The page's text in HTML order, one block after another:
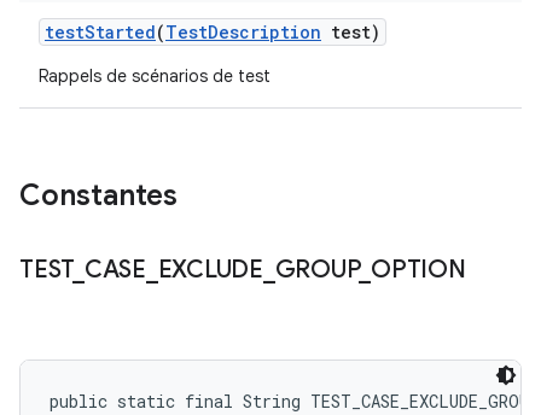
testStarted(TestDescription test)
Rappels de scénarios de test
Constantes
TEST_ CASE EXCLUDE GROUP_ OPTION
public static final String